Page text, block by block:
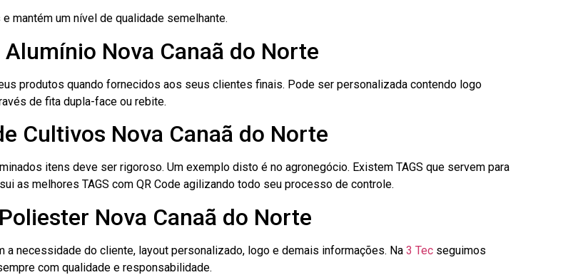
mantém um nível de qualidade semelhante.
Nova Canaã do Norte
produtos quando fornecidos aos seus clientes finais. Pode ser personalizada contendo logo
de fita dupla-face ou rebite.
Cultivos Nova Canaã do Norte
itens deve ser rigoroso. Um exemplo disto é no agronegócio. Existem TAGS que servem para
as melhores TAGS com QR Code agilizando todo seu processo de controle.
Nova Canaã do Norte
necessidade do cliente, layout personalizado, logo e demais informações. Na 3 Tec seguimos
com qualidade e responsabilidade.